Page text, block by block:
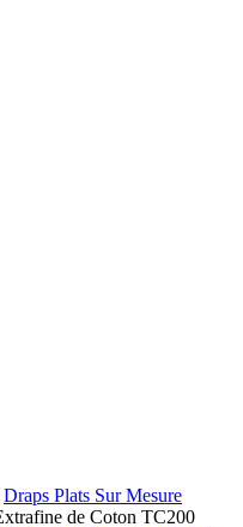
Draps Plats Sur Mesure